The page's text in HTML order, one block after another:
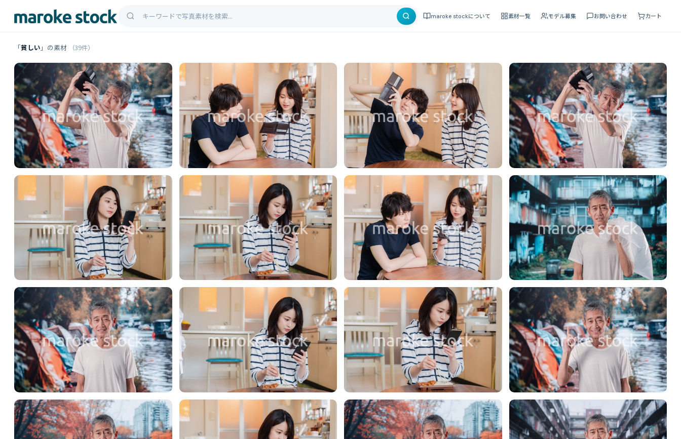
maroke stockについて 素材一覧 モデル募集 お問い合わせ カート
「貧しい 」の素材 （39件）